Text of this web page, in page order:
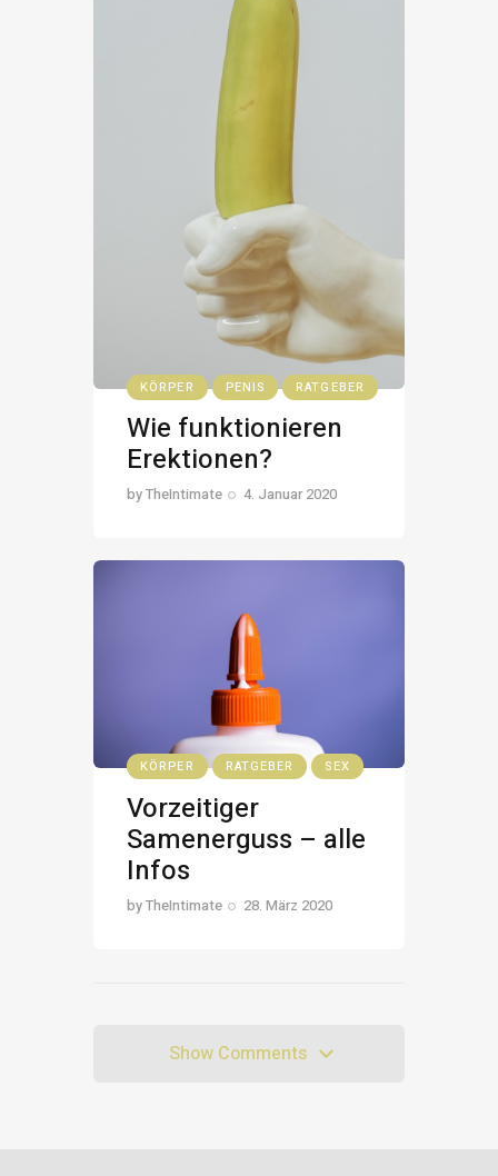
KÖRPER PENIS RATGEBER
Wie funktionieren
Erektionen?
byTheIntimate 4. Januar 2020
KÖRPER RATGEBER SEX
Vorzeitiger
Samenerguss – alle
Infos
byTheIntimate 28. März 2020
Show Comments